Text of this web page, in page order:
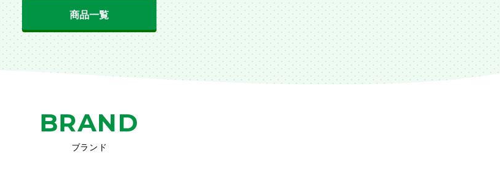
商品一覧
BRAND
ブランド